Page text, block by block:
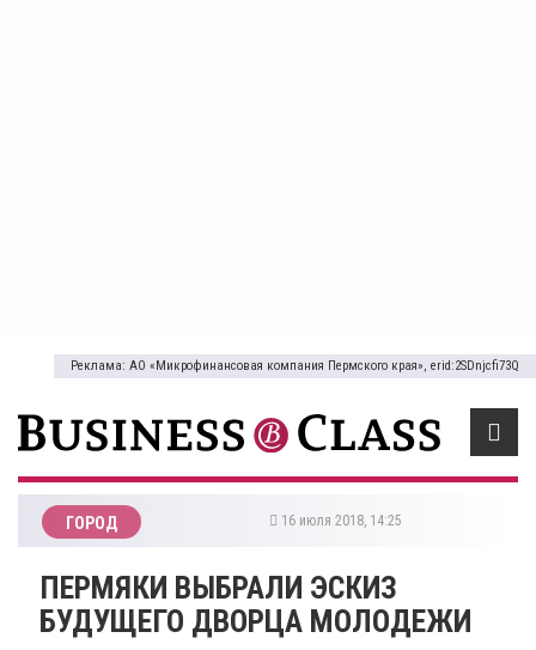
Реклама: АО «Микрофинансовая компания Пермского края», erid:2SDnjcfi73Q
ГОРОД 16 июля 2018, 14:25
ПЕРМЯКИ ВЫБРАЛИ ЭСКИЗ
БУДУЩЕГО ДВОРЦА МОЛОДЕЖИ